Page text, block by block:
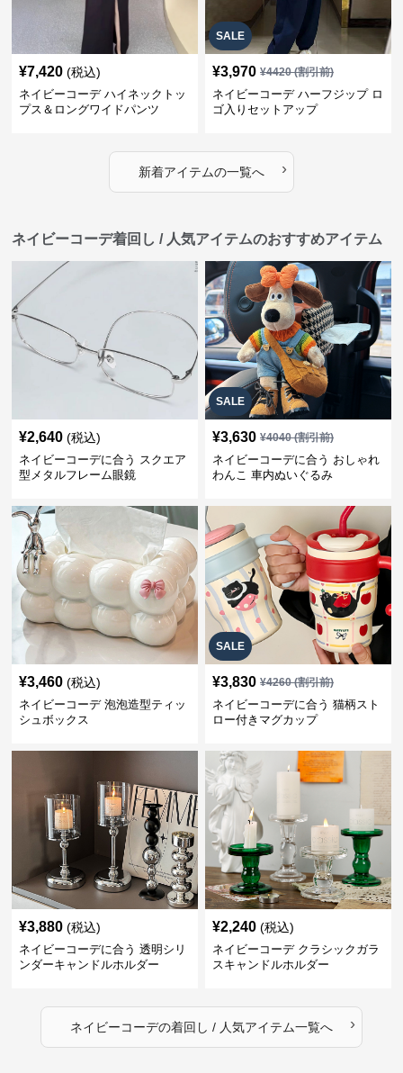
¥7,420 (税込)
ネイビーコーデ ハイネックトッ
プス＆ロングワイドパンツ
SALE
¥3,970 ¥4420(割引前)
ネイビーコーデ ハーフジップ ロ
ゴ入りセットアップ
新着アイテムの一覧へ ›
ネイビーコーデ着回し / 人気アイテムのおすすめアイテム
¥2,640 (税込)
ネイビーコーデに合う スクエア
型メタルフレーム眼鏡
SALE
¥3,630 ¥4040(割引前)
ネイビーコーデに合う おしゃれ
わんこ 車内ぬいぐるみ
¥3,460 (税込)
ネイビーコーデ 泡泡造型ティッ
シュボックス
SALE
¥3,830 ¥4260(割引前)
ネイビーコーデに合う 猫柄スト
ロー付きマグカップ
¥3,880 (税込)
ネイビーコーデに合う 透明シリ
ンダーキャンドルホルダー
¥2,240 (税込)
ネイビーコーデ クラシックガラ
スキャンドルホルダー
ネイビーコーデの着回し / 人気アイテム一覧へ ›